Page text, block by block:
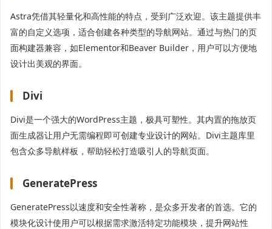
Astra凭借其轻量化和高性能的特点，受到广泛欢迎。该主题提供丰
富的自定义选项，适合创建各种类型的导航网站。通过与热门的页
面构建器兼容，如Elementor和Beaver Builder，用户可以方便地
设计出美观的界面。
Divi
Divi是一个强大的WordPress主题，极具可塑性。其内置的拖放页
面生成器让用户无需编程即可创建专业设计的网站。Divi主题库里
包含众多导航样板，帮助轻松打造吸引人的导航页面。
GeneratePress
GeneratePress以速度和安全性著称，是众多开发者的首选。它的
模块化设计使用户可以根据需求激活特定功能模块，提升网站性